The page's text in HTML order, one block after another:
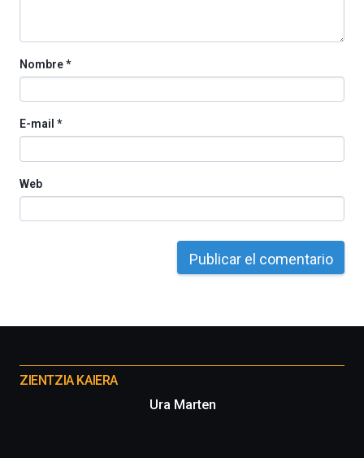
Nombre*
E-mail *
Web
proyectos
ZIENTZIA KAIERA
Ura Marten